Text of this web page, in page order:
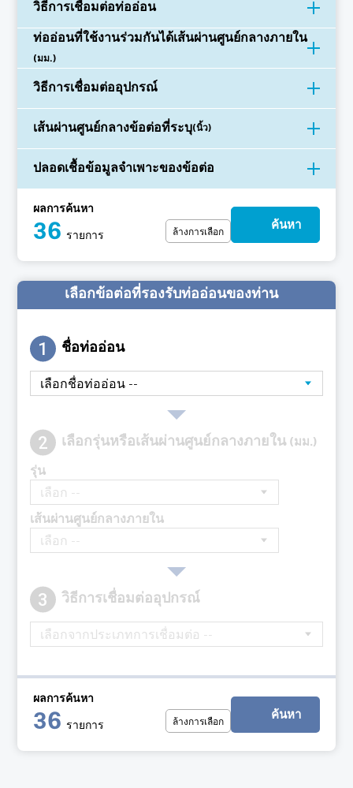
วิธีการเชื่อมต่อท่ออ่อน
ท่ออ่อนที่ใช้งานร่วมกันได้เส้นผ่านศูนย์กลางภายใน
(มม.)
วิธีการเชื่อมต่ออุปกรณ์
เส้นผ่านศูนย์กลางข้อต่อที่ระบุ(นิ้ว)
ปลอดเชื้อข้อมูลจำเพาะของข้อต่อ
ผลการค้นหา
36 รายการ ล้างการเลือก
ค้นหา
เลือกข้อต่อที่รองรับท่ออ่อนของท่าน
1 ชื่อท่ออ่อน
2 เลือกรุ่นหรือเส้นผ่านศูนย์กลางภายใน (มม.)
รุ่น
เส้นผ่านศูนย์กลางภายใน
3 วิธีการเชื่อมต่ออุปกรณ์
ผลการค้นหา
36 รายการ ล้างการเลือก
ค้นหา